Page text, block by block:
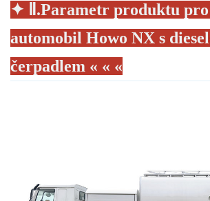
✦
Ⅱ.Parametr produktu
automobil Howo NX s
čerpadlem « « «